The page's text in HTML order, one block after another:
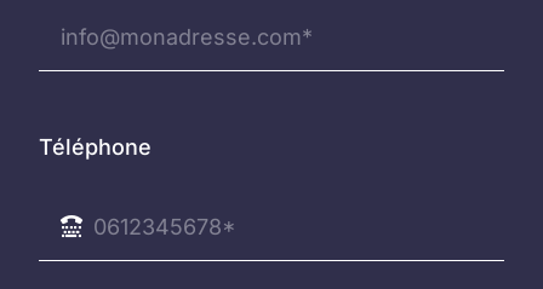
Téléphone